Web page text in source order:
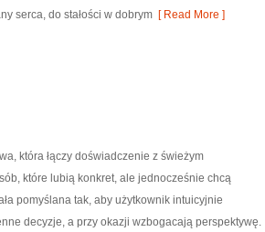
serca, do stałości w dobrym [ Read More ]
która łączy doświadczenie z świeżym
które lubią konkret, ale jednocześnie chcą
pomyślana tak, aby użytkownik intuicyjnie
decyzje, a przy okazji wzbogacają perspektywę.